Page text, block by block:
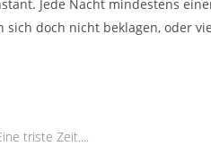
Jede Nacht mindestens
doch nicht beklagen, oder
triste Zeit....